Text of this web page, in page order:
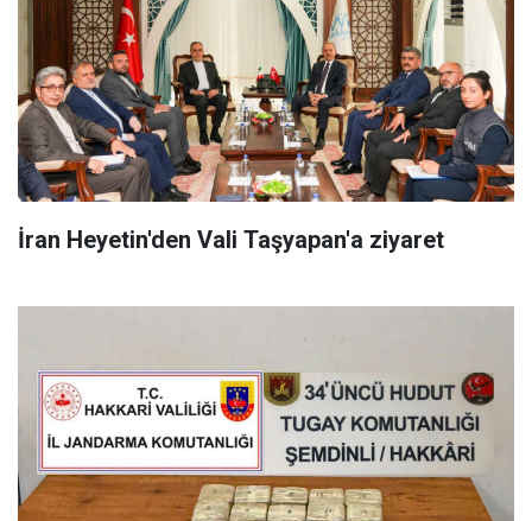
İran Heyetin'den Vali Taşyapan'a ziyaret